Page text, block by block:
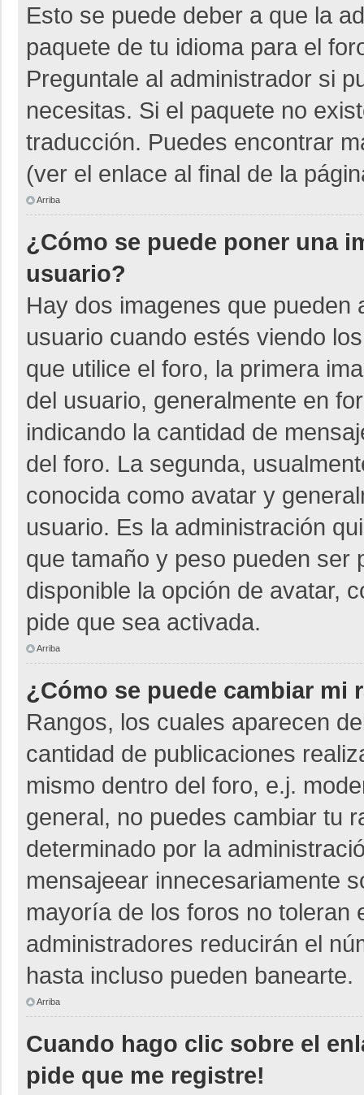
Esto se puede deber a que la
paquete de tu idioma para el
Preguntale al administrador si
necesitas. Si el paquete no
traducción. Puedes encontrar
(ver el enlace al final de la
Arriba
¿Cómo se puede poner una
usuario?
Hay dos imagenes que
usuario cuando estés viendo
que utilice el foro, la primera
del usuario, generalmente en
indicando la cantidad de
del foro. La segunda,
conocida como avatar y
usuario. Es la administración
que tamaño y peso pueden ser
disponible la opción de avatar,
pide que sea activada.
Arriba
¿Cómo se puede cambiar mi
Rangos, los cuales aparecen
cantidad de publicaciones
mismo dentro del foro, e.j.
general, no puedes cambiar tu
determinado por la
mensajeear innecesariamente
mayoría de los foros no toleran
administradores reducirán el
hasta incluso pueden banearte.
Arriba
Cuando hago clic sobre el
pide que me registre!